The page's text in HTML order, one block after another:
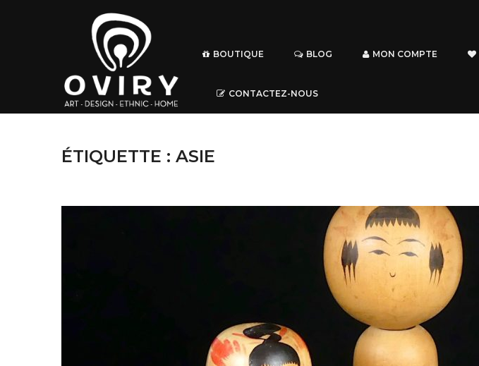
BOUTIQUE BLOG MON COMPTE
CONTACTEZ-NOUS
ÉTIQUETTE : ASIE